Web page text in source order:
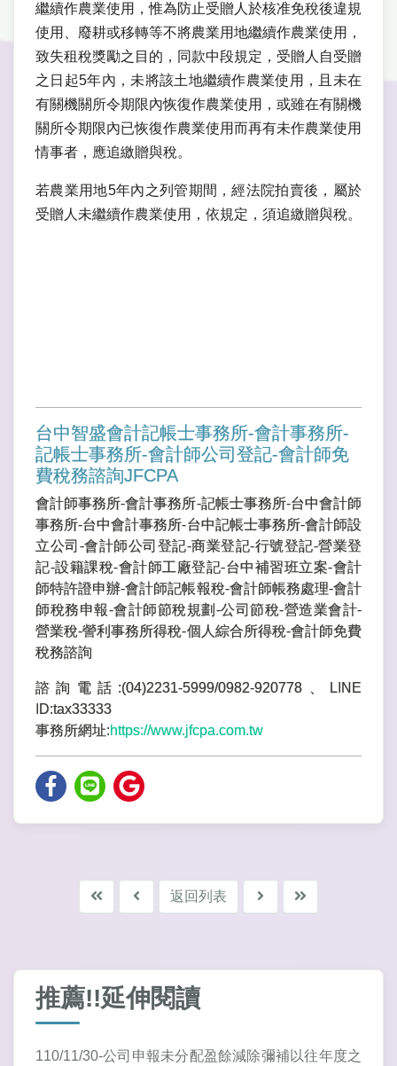
繼續作農業使用，惟為防止受贈人於核准免稅後違規
使用、廢耕或移轉等不將農業用地繼續作農業使用，
致失租稅獎勵之目的，同款中段規定，受贈人自受贈
之日起5年內，未將該土地繼續作農業使用，且未在
有關機關所令期限內恢復作農業使用，或雖在有關機
關所令期限內已恢復作農業使用而再有未作農業使用
情事者，應追繳贈與稅。
若農業用地5年內之列管期間，經法院拍賣後，屬於
受贈人未繼續作農業使用，依規定，須追繳贈與稅。
台中智盛會計記帳士事務所-會計事務所-
記帳士事務所-會計師公司登記-會計師免
費稅務諮詢JFCPA
會計師事務所-會計事務所-記帳士事務所-台中會計師
事務所-台中會計事務所-台中記帳士事務所-會計師設
立公司-會計師公司登記-商業登記-行號登記-營業登
記-設籍課稅-會計師工廠登記-台中補習班立案-會計
師特許證申辦-會計師記帳報稅-會計師帳務處理-會計
師稅務申報-會計師節稅規劃-公司節稅-營造業會計-
營業稅-謍利事務所得稅-個人綜合所得稅-會計師免費
稅務諮詢
諮詢電話:(04)2231-5999/0982-920778、LINE
ID:tax33333
事務所網址:https://www.jfcpa.com.tw
返回列表
推薦!!延伸閱讀
110/11/30-公司申報未分配盈餘減除彌補以往年度之